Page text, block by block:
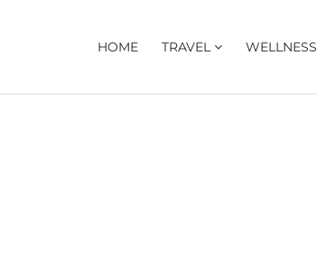
HOME TRAVEL WELLNESS